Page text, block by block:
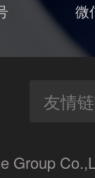
微
友情
Group